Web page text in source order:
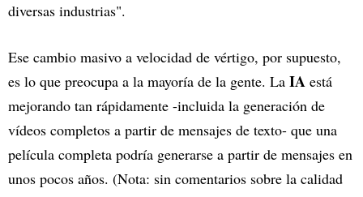
diversas industrias".
Ese cambio masivo a velocidad de vértigo, por supuesto,
es lo que preocupa a la mayoría de la gente. La IA está
mejorando tan rápidamente -incluida la generación de
vídeos completos a partir de mensajes de texto- que una
película completa podría generarse a partir de mensajes en
unos pocos años. (Nota: sin comentarios sobre la calidad